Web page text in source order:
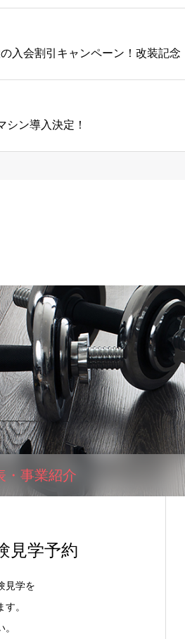
入会割引キャンペーン！改装記念
ン導入決定！
・事業紹介
見学予約
見学を
。